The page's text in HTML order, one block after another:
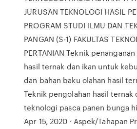
JURUSAN TEKNOLOGI HASIL
PROGRAM STUDI ILMU DAN
PANGAN (S-1) FAKULTAS
PERTANIAN Teknik
hasil ternak dan ikan untuk
dan bahan baku olahan hasil
Teknik pengolahan hasil ternak
teknologi pasca panen bunga
Apr 15, 2020 · Aspek/Tahapan